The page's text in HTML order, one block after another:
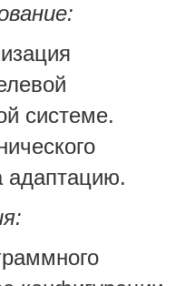
системе.
адаптацию.